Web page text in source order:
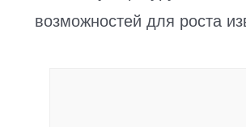
возможностей для роста